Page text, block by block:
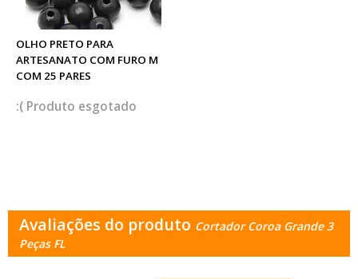
OLHO PRETO PARA
ARTESANATO COM FURO M
COM 25 PARES
esgotado
Avaliações do produto Cortador Coroa Grande 3
Peças FL